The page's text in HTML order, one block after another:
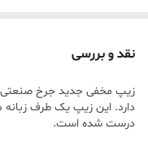
نقد و بررسی
زیپ مخفی جدید جرخ صنعتی
دارد. این زیپ یک طرف زبانه
درست شده است.